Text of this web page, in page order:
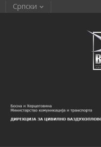
Српски